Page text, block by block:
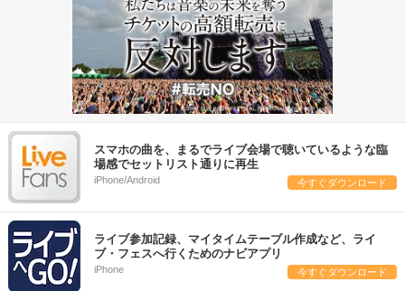
スマホの曲を、まるでライブ会場で聴いているような臨
場感でセットリスト通りに再生
iPhone/Android 今すぐダウンロード
ライブ参加記録、マイタイムテーブル作成など、ライ
ブ・フェスへ行くためのナビアプリ
iPhone 今すぐダウンロード